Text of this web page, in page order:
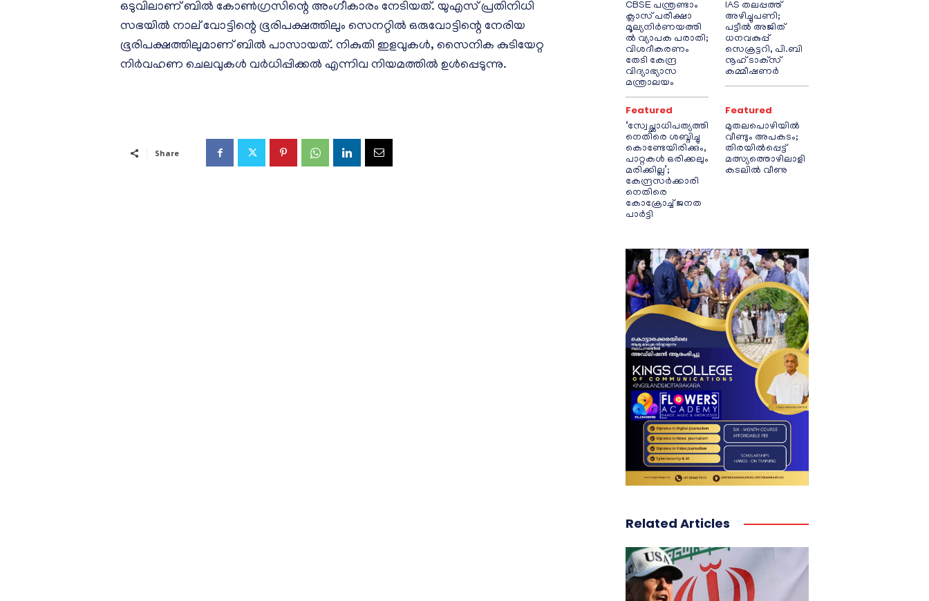
ഒടുവിലാണ് ബില്‍ കോണ്‍ഗ്രസിന്റെ അംഗീകാരം നേടിയത്. യുഎസ് പ്രതിനിധി
സഭയില്‍ നാല് വോട്ടിന്റെ ഭൂരിപക്ഷത്തിലും സെനറ്റില്‍ ഒരുവോട്ടിന്റെ നേരിയ
ഭൂരിപക്ഷത്തിലുമാണ് ബില്‍ പാസായത്. നികുതി ഇളവുകള്‍, സൈനിക കുടിയേറ്റ
നിര്‍വഹണ ചെലവുകള്‍ വര്‍ധിപ്പിക്കല്‍ എന്നിവ നിയമത്തില്‍ ഉള്‍പ്പെടുന്നു.
Share
CBSE പന്ത്രണ്ടാം
ക്ലാസ് പരീക്ഷാ
മൂല്യനിർണയത്തി
ൽ വ്യാപക പരാതി;
വിശദീകരണം
തേടി കേന്ദ്ര
വിദ്യാഭ്യാസ
മന്ത്രാലയം
IAS തലപ്പത്ത്
അഴിച്ചുപണി;
പട്ടീല്‍ അജിത്
ധനവകുപ്പ്
സെക്രട്ടറി, പി.ബി
നൂഹ് ടാക്‌സ്
കമ്മീഷണര്‍
Featured
‘സ്വേച്ഛാധിപത്യത്തി
നെതിരെ ശബ്ദിച്ചു
കൊണ്ടേയിരിക്കും,
പാറ്റകൾ ഒരിക്കലും
മരിക്കില്ല’;
കേന്ദ്രസർക്കാരി
നെതിരെ
കോക്രോച്ച് ജനത
പാർട്ടി
Featured
മുതലപൊഴിയിൽ
വീണ്ടും അപകടം;
തിരയിൽപ്പെട്ട്
മത്സ്യത്തൊഴിലാളി
കടലിൽ വീണു
Related Articles